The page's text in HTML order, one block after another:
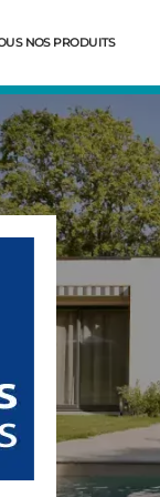
NOS PRODUITS